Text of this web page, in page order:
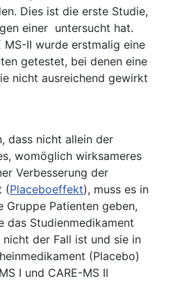
Dies ist die erste Studie,
einer untersucht hat.
MS-II wurde erstmalig eine
getestet, bei denen eine
nicht ausreichend gewirkt
dass nicht allein der
womöglich wirksameres
Verbesserung der
(Placeboeffekt), muss es in
Gruppe Patienten geben,
das Studienmedikament
der Fall ist und sie in
(Placebo)
I und CARE-MS II